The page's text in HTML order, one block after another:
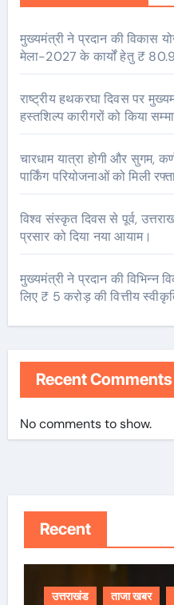
मुख्यमंत्री ने प्रदान की विकास
मेला-2027 के कार्यों हेतु ₹
राष्ट्रीय हथकरघा दिवस पर
हस्तशिल्प कारीगरों को किया
चारधाम यात्रा होगी और सुगम,
पार्किंग परियोजनाओं को मिली
विश्व संस्कृत दिवस से पूर्व,
प्रसार को दिया नया आयाम।
मुख्यमंत्री ने प्रदान की विभिन्न
लिए ₹ 5 करोड़ की वित्तीय
Recent Comments
No comments to show.
Recent
उत्तराखंड ताजा खबर